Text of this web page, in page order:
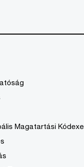
Magatartási Kódexe